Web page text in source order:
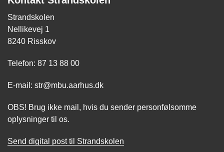
Strandskolen
Nellikevej 1
8240 Risskov
Telefon: 87 13 88 00
E-mail: str@mbu.aarhus.dk
OBS! Brug ikke mail, hvis du sender personfølsomme
oplysninger til os.
Send digital post til Strandskolen